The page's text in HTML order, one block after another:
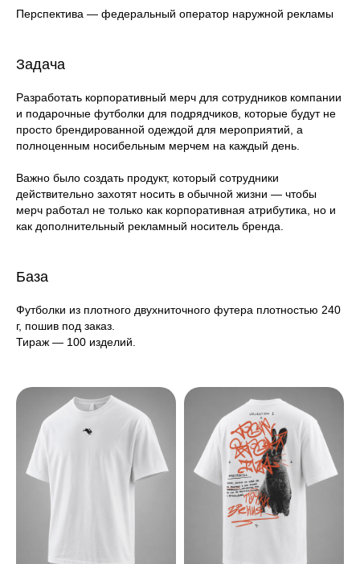
Перспектива — федеральный оператор наружной рекламы
Задача
Разработать корпоративный мерч для сотрудников компании
и подарочные футболки для подрядчиков, которые будут не
просто брендированной одеждой для мероприятий, а
полноценным носибельным мерчем на каждый день.
Важно было создать продукт, который сотрудники
действительно захотят носить в обычной жизни — чтобы
мерч работал не только как корпоративная атрибутика, но и
как дополнительный рекламный носитель бренда.
База
Футболки из плотного двухниточного футера плотностью 240
г, пошив под заказ.
Тираж — 100 изделий.